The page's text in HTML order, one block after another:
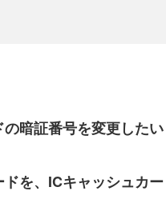
暗証番号を変更したい
を、ICキャッシュカ